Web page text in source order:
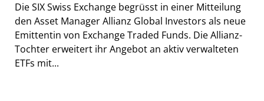
Die SIX Swiss Exchange begrüsst in einer Mitteilung
den Asset Manager Allianz Global Investors als neue
Emittentin von Exchange Traded Funds. Die Allianz-
Tochter erweitert ihr Angebot an aktiv verwalteten
ETFs mit...